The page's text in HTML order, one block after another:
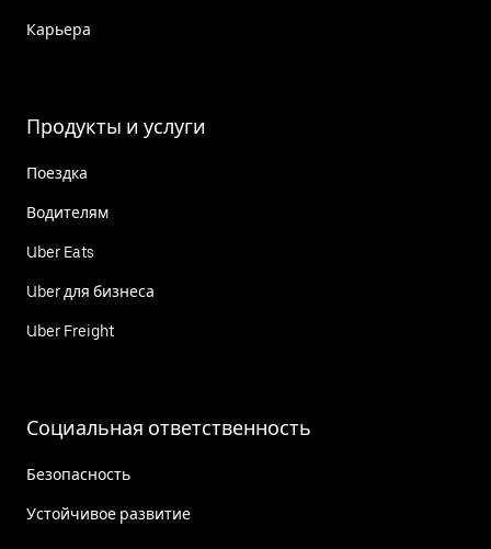
Карьера
Продукты и услуги
Поездка
Водителям
Uber Eats
Uber для бизнеса
Uber Freight
Социальная ответственность
Безопасность
Устойчивое развитие